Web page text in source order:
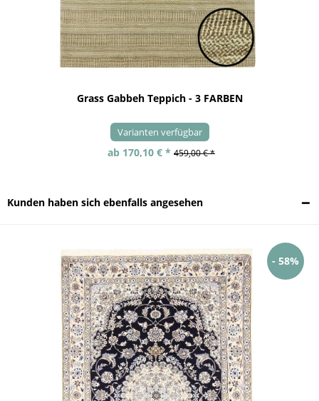
Grass Gabbeh Teppich - 3 FARBEN
Varianten verfügbar
ab 170,10 € * 459,00 € *
Kunden haben sich ebenfalls angesehen
- 58%